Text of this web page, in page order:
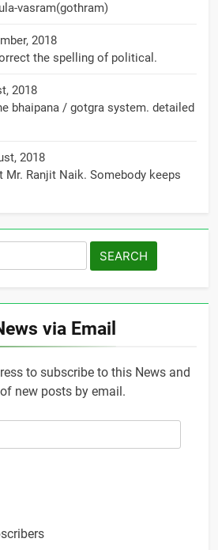
vasram(gothram)
2018
the spelling of political.
2018
bhaipana / gotgra system. detailed
2018
Mr. Ranjit Naik. Somebody keeps
via Email
to subscribe to this News and
new posts by email.